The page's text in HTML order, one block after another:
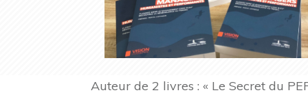
Auteur de 2 livres : « Le Secret du